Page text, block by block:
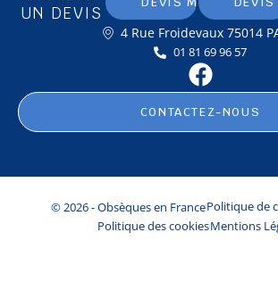
UN DEVIS
4 Rue Froidevaux 75014
01 81 69 96 57
CONTACTEZ-NOUS
© 2026 - Obsèques en FrancePolitique de
Politique des cookiesMentions